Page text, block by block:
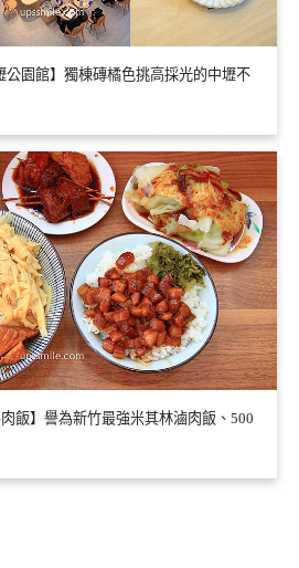
公園館】獨棟磚橘色挑高採光的中壢不
飯】譽為新竹最強米其林滷肉飯、500